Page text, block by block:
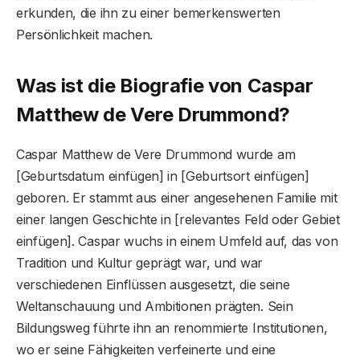
erkunden, die ihn zu einer bemerkenswerten
Persönlichkeit machen.
Was ist die Biografie von Caspar
Matthew de Vere Drummond?
Caspar Matthew de Vere Drummond wurde am
[Geburtsdatum einfügen] in [Geburtsort einfügen]
geboren. Er stammt aus einer angesehenen Familie mit
einer langen Geschichte in [relevantes Feld oder Gebiet
einfügen]. Caspar wuchs in einem Umfeld auf, das von
Tradition und Kultur geprägt war, und war
verschiedenen Einflüssen ausgesetzt, die seine
Weltanschauung und Ambitionen prägten. Sein
Bildungsweg führte ihn an renommierte Institutionen,
wo er seine Fähigkeiten verfeinerte und eine